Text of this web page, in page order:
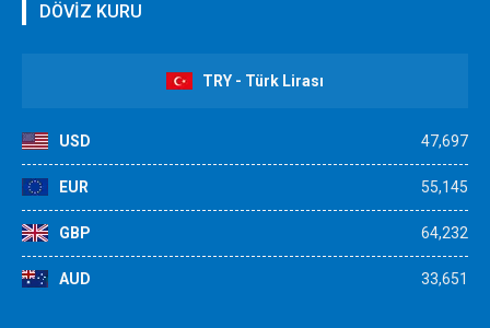
DÖVİZ KURU
TRY - Türk Lirası
USD 47,697
EUR 55,145
GBP 64,232
AUD 33,651